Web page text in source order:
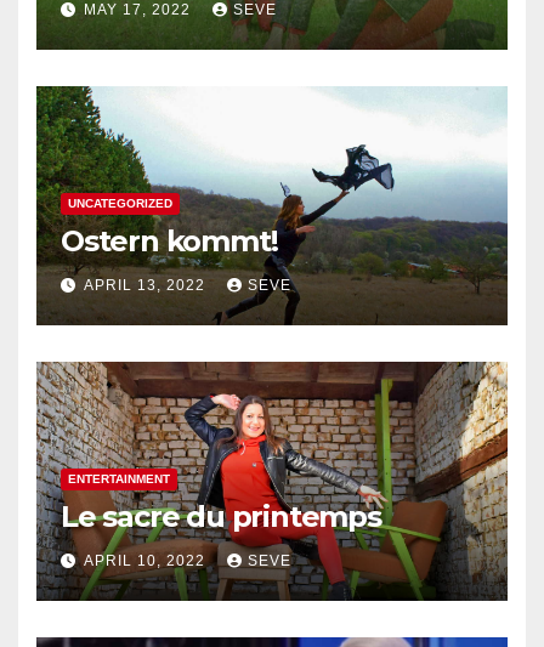
MAY 17, 2022 SEVE
UNCATEGORIZED
Ostern kommt!
APRIL 13, 2022 SEVE
ENTERTAINMENT
Le sacre du printemps
APRIL 10, 2022 SEVE